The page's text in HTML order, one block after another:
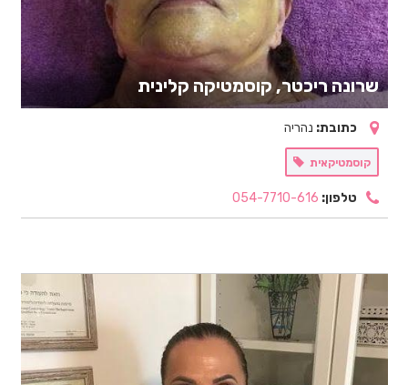
שרונה ריכטר, קוסמטיקה קלינית
כתובת: נהריה
קוסמטיקאית
טלפון: 054-7710-616